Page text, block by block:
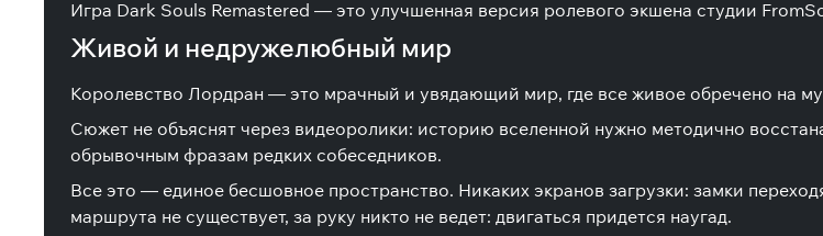
Игра Dark Souls Remastered — это улучшенная версия ролевого экшена студии
Живой и недружелюбный мир
Королевство Лордран — это мрачный и увядающий мир, где все живое обречено на
Сюжет не объяснят через видеоролики: историю вселенной нужно методично
обрывочным фразам редких собеседников.
Все это — единое бесшовное пространство. Никаких экранов загрузки: замки
маршрута не существует, за руку никто не ведет: двигаться придется наугад.